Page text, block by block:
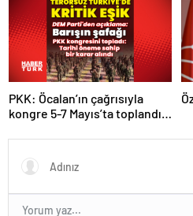
PKK: Öcalan’ın çağrısıyla
kongre 5-7 Mayıs’ta toplandı!